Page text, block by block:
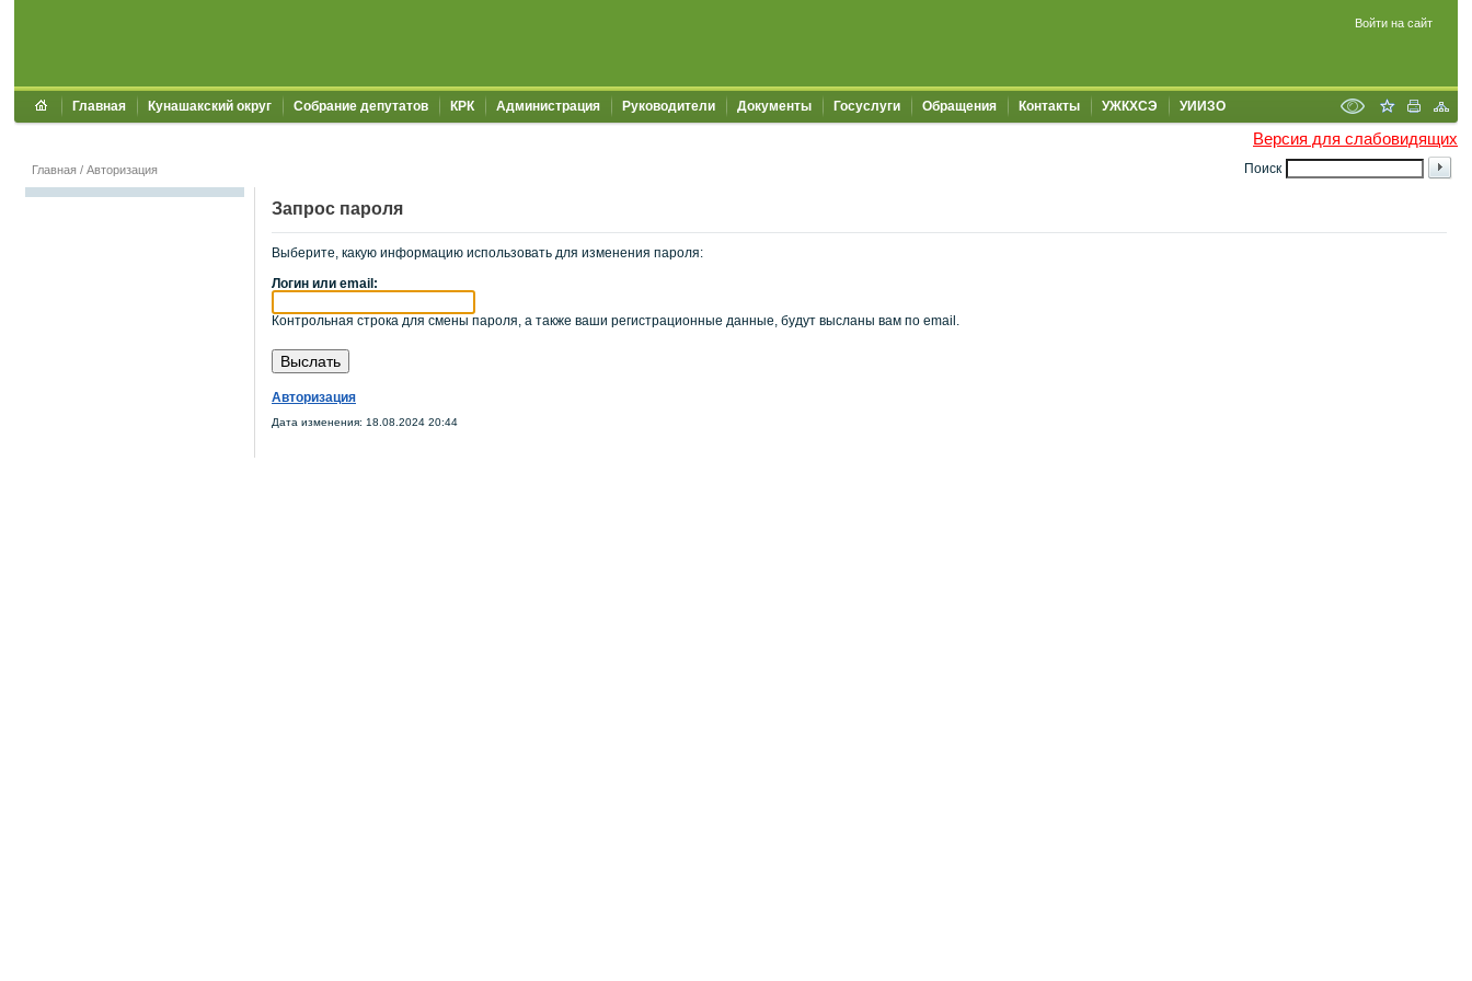
Войти на сайт
Главная Кунашакский округ Собрание депутатов КРК Администрация Руководители Документы Госуслуги Обращения Контакты УЖКХСЭ УИИЗО
Версия для слабовидящих
Поиск
Главная / Авторизация
Запрос пароля
Выберите, какую информацию использовать для изменения пароля:
Логин или email:
Контрольная строка для смены пароля, а также ваши регистрационные данные, будут высланы вам по email.
Авторизация
Дата изменения: 18.08.2024 20:44